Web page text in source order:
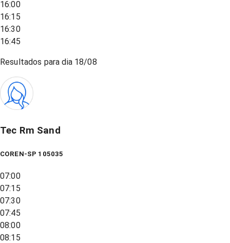
16:00
16:15
16:30
16:45
Resultados para dia 18/08
Tec Rm Sand
COREN-SP 105035
07:00
07:15
07:30
07:45
08:00
08:15